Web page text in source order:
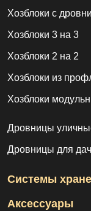
Хозблоки с
Хозблоки 3 на 3
Хозблоки 2 на 2
Хозблоки из
Хозблоки
Дровницы
Дровницы для
Системы
Аксессуары